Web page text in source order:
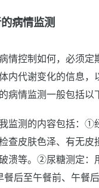
病情监测
情控制如何，必须定
内代谢变化的信息，
病情监测一般包括以
监测的内容包括：①
查皮肤色泽、有无皮
溃等。②尿糖测定：
餐后至午餐前、午餐